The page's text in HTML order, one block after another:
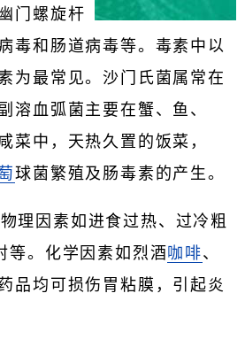
门螺旋杆
毒和肠道病毒等。毒素中以
为最常见。沙门氏菌属常在
溶血弧菌主要在蟹、鱼、
菜中，天热久置的饭菜，
球菌繁殖及肠毒素的产生。
理因素如进食过热、过冷粗
等。化学因素如烈酒咖啡、
品均可损伤胃粘膜，引起炎